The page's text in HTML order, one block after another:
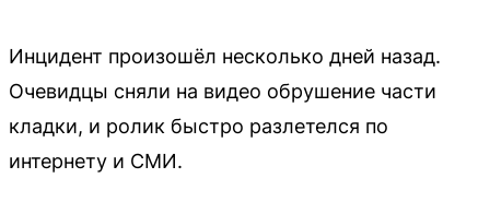
Инцидент произошёл несколько дней назад.
Очевидцы сняли на видео обрушение части
кладки, и ролик быстро разлетелся по
интернету и СМИ.